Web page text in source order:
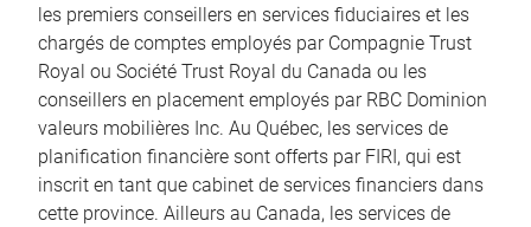
les premiers conseillers en services fiduciaires et les
chargés de comptes employés par Compagnie Trust
Royal ou Société Trust Royal du Canada ou les
conseillers en placement employés par RBC Dominion
valeurs mobilières Inc. Au Québec, les services de
planification financière sont offerts par FIRI, qui est
inscrit en tant que cabinet de services financiers dans
cette province. Ailleurs au Canada, les services de